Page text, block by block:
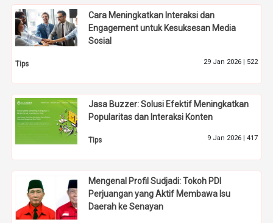
Cara Meningkatkan Interaksi dan
Engagement untuk Kesuksesan Media
Sosial
Tips 29 Jan 2026 | 522
Jasa Buzzer: Solusi Efektif Meningkatkan
Popularitas dan Interaksi Konten
Tips 9 Jan 2026 | 417
Mengenal Profil Sudjadi: Tokoh PDI
Perjuangan yang Aktif Membawa Isu
Daerah ke Senayan